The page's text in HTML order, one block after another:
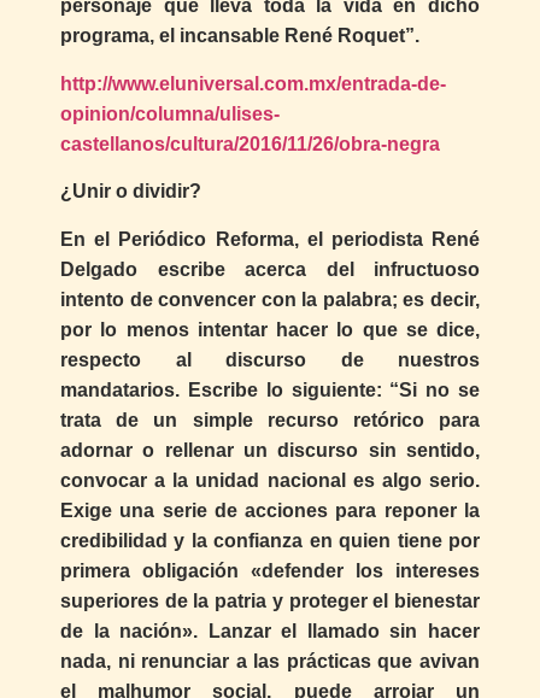
personaje que lleva toda la vida en dicho
programa, el incansable René Roquet”.
http://www.eluniversal.com.mx/entrada-de-
opinion/columna/ulises-
castellanos/cultura/2016/11/26/obra-negra
¿Unir o dividir?
En el Periódico Reforma, el periodista René
Delgado escribe acerca del infructuoso
intento de convencer con la palabra; es decir,
por lo menos intentar hacer lo que se dice,
respecto al discurso de nuestros
mandatarios. Escribe lo siguiente: “Si no se
trata de un simple recurso retórico para
adornar o rellenar un discurso sin sentido,
convocar a la unidad nacional es algo serio.
Exige una serie de acciones para reponer la
credibilidad y la confianza en quien tiene por
primera obligación «defender los intereses
superiores de la patria y proteger el bienestar
de la nación». Lanzar el llamado sin hacer
nada, ni renunciar a las prácticas que avivan
el malhumor social, puede arrojar un